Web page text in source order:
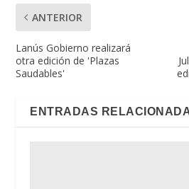
ANTERIOR
Lanús Gobierno realizará
otra edición de 'Plazas
Saudables'
ENTRADAS